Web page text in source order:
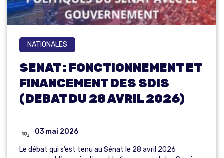
NATIONALES
SENAT : FONCTIONNEMENT ET
FINANCEMENT DES SDIS
(DEBAT DU 28 AVRIL 2026)
03 mai 2026
Le débat qui s’est tenu au Sénat le 28 avril 2026